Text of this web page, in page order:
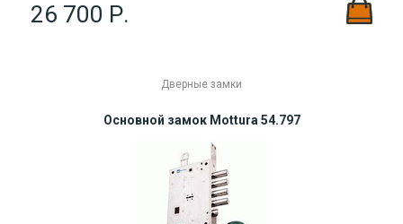
26 700 Р.
Дверные замки
Основной замок Mottura 54.797